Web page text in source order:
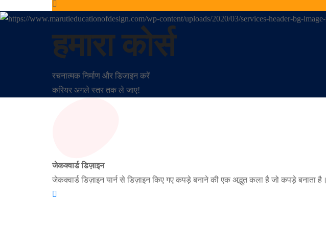
हमारा कोर्स
रचनात्मक निर्माण और डिजाइन करें
करियर अगले स्तर तक ले जाए!
जेकक्वार्ड डिज़ाइन
जेकक्वार्ड डिज़ाइन यार्न से डिज़ाइन किए गए कपड़े बनाने की एक अद्भुत कला है जो कपड़े बनाता है।